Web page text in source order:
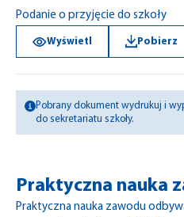
Podanie o przyjęcie do szkoły
Wyświetl Pobierz
Pobrany dokument wydrukuj i
do sekretariatu szkoły.
Praktyczna nauka
Praktyczna nauka zawodu